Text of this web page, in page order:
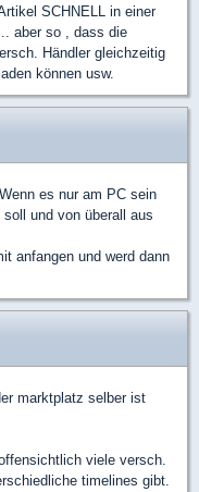
SCHNELL in einer
aber so , dass die
Händler gleichzeitig
können usw.
es nur am PC sein
und von überall aus
anfangen und werd dann
marktplatz selber ist
viele versch.
timelines gibt.